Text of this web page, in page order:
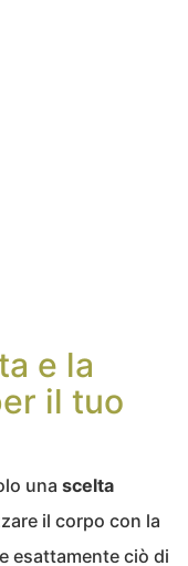
e la
il tuo
una scelta
il corpo con la
esattamente ciò di